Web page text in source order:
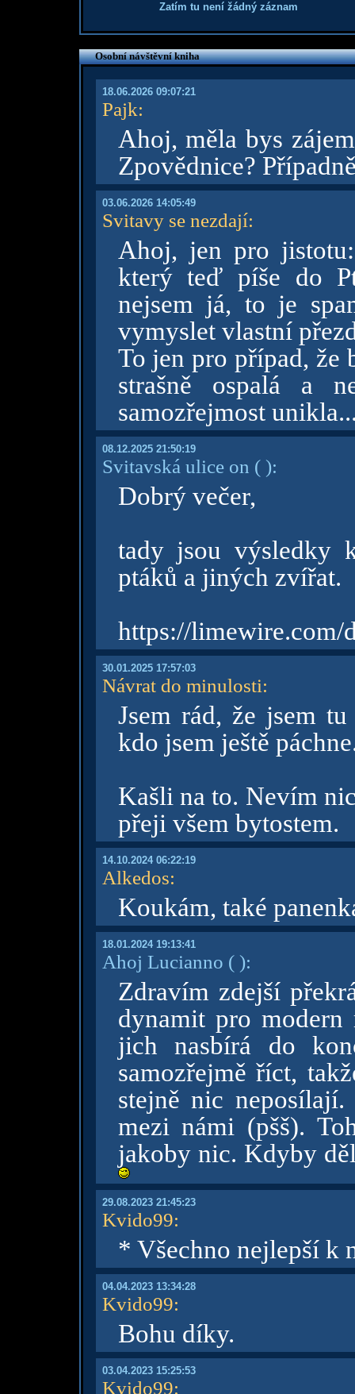
Zatím tu není žádný záznam
Osobní návštěvní kniha
18.06.2026 09:07:21
Pajk:
Ahoj, měla bys
Zpovědnice?
03.06.2026 14:05:49
Svitavy se nezdají:
Ahoj, jen pro
který teď píše do
nejsem já, to je
vymyslet vlastní
To jen pro případ, že
strašně ospalá a
samozřejmost
08.12.2025 21:50:19
Svitavská ulice on ( ):
Dobrý večer,
tady jsou výsledky
ptáků a jiných zvířat.
https://limewire.com/
30.01.2025 17:57:03
Návrat do minulosti:
Jsem rád, že jsem
kdo jsem ještě
Kašli na to. Nevím
přeji všem bytostem.
14.10.2024 06:22:19
Alkedos:
Koukám, také
18.01.2024 19:13:41
Ahoj Lucianno ( ):
Zdravím zdejší
dynamit pro modern
jich nasbírá do
samozřejmě říct,
stejně nic
mezi námi (pšš).
jakoby nic. Kdyby
29.08.2023 21:45:23
Kvido99:
* Všechno nejlepší k
04.04.2023 13:34:28
Kvido99:
Bohu díky.
03.04.2023 15:25:53
Kvido99: